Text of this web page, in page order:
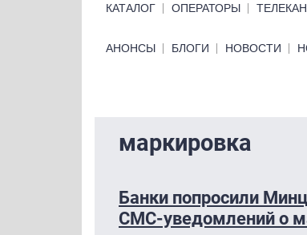
КАТАЛОГ ОПЕРАТОРЫ
Primary links bottom
АНОНСЫ БЛОГИ НОВОСТИ
маркировка
Банки попросили
СМС-уведомлений о